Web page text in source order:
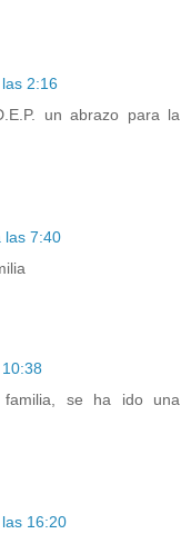
2:16
un abrazo para la
las 7:40
se ha ido una
16:20